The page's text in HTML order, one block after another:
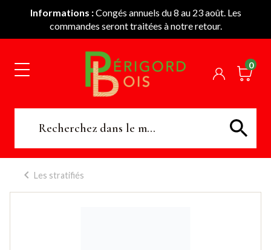
Informations :Congés annuels du 8 au 23 août. Les
commandes seront traitées à notre retour.
0
Les stratifiés